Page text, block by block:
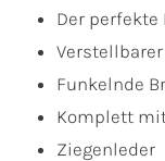
Der
Funkelnde
Komplett
Ziegenleder